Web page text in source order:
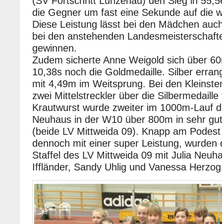
die Gegner um fast eine Sekunde auf die
Diese Leistung lässt bei den Mädchen
bei den anstehenden
gewinnen.
Zudem sicherte Anne Weigold sich über
10,38s noch die Goldmedaille. Silber
mit 4,49m im Weitsprung. Bei den
zwei Mittelstreckler über die Silbermedaille
Krautwurst wurde zweiter im 1000m-Lauf
Neuhaus in der W10 über 800m in sehr
(beide LV Mittweida 09). Knapp am
dennoch mit einer super Leistung, wurden
Staffel des LV Mittweida 09 mit Julia
Iffländer, Sandy Uhlig und Vanessa